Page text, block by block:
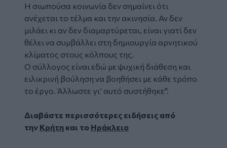
Η σιωπούσα κοινωνία δεν σημαίνει ότι
ανέχεται το τέλμα και την ακινησία. Αν δεν
μιλάει κι αν δεν διαμαρτύρεται, είναι γιατί δεν
θέλει να συμβάλλει στη δημιουργία αρνητικού
κλίματος στους κόλπους της.
Ο σύλλογος είναι εδώ με ψυχική διάθεση και
ειλικρινή βούληση να βοηθήσει με κάθε τρόπο
το έργο. Άλλωστε γι’ αυτό συστήθηκε".
Διαβάστε περισσότερες ειδήσεις από
την Κρήτη και το Ηράκλειο